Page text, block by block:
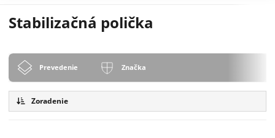
Stabilizačná polička
Prevedenie Značka
Zoradenie